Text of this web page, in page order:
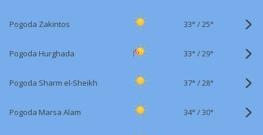
Pogoda Zakintos 33° /25°
Pogoda Hurghada 33° /29°
Pogoda Sharm el-Sheikh 37° /28°
Pogoda Marsa Alam 34° /30°